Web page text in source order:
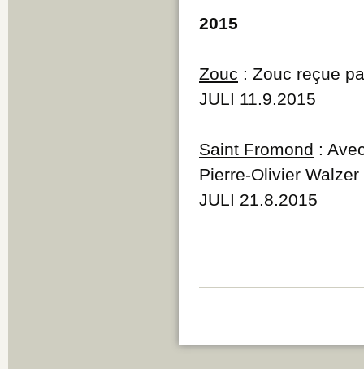
2015
Zouc : Zouc reçue
JULI 11.9.2015
Saint Fromond :
Pierre-Olivier Walzer
JULI 21.8.2015